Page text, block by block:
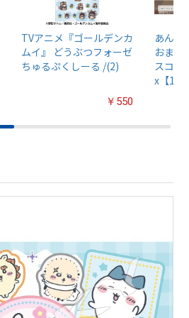
TVアニメ『ゴールデンカ
ムイ』 どうぶつフォーゼ
ちゅるぷくしーる /(2)
￥550
あんさ
おまん
スコッ
x【